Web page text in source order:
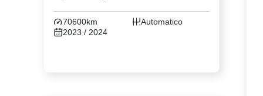
70600km
Automatico
2023 / 2024